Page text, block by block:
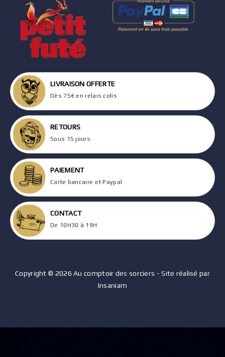
LIVRAISON OFFERTE
Dès 75€ en relais colis
RETOURS
Sous 15 jours
PAIEMENT
Carte bancaire et Paypal
CONTACT
De 10H30 à 19H
Copyright © 2026 Au comptoir des sorciers - Site réalisé par
Insaniam